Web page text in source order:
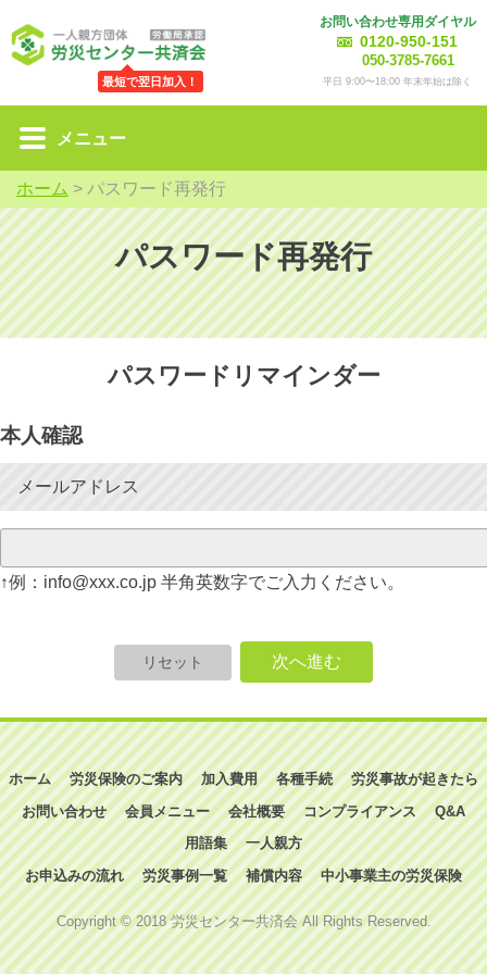
最短で翌日加入！
お問い合わせ専用ダイヤル
0120-950-151
050-3785-7661
平日 9:00〜18:00 年末年始は除く
メニュー
ホーム > パスワード再発行
パスワード再発行
パスワードリマインダー
本人確認
メールアドレス
↑例：info@xxx.co.jp 半角英数字でご入力ください。
リセット 次へ進む
ホーム 労災保険のご案内 加入費用 各種手続
労災事故が起きたら
お問い合わせ
会員メニュー 会社概要 コンプライアンス
Q&A
用語集
一人親方
お申込みの流れ
労災事例一覧 補償内容 中小事業主の労災保険
Copyright © 2018 労災センター共済会 All Rights Reserved.